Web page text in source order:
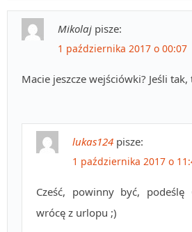
Mikolaj pisze:
1 października 2017 o 00:07
Macie jeszcze wejściówki? Jeśli
lukas124 pisze:
1 października 2017 o
Cześć, powinny być,
wrócę z urlopu ;)